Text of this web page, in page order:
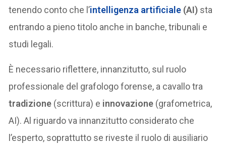
tenendo conto che l’intelligenza artificiale (AI) sta
entrando a pieno titolo anche in banche, tribunali e
studi legali.
È necessario riflettere, innanzitutto, sul ruolo
professionale del grafologo forense, a cavallo tra
tradizione (scrittura) e innovazione (grafometrica,
AI). Al riguardo va innanzitutto considerato che
l’esperto, soprattutto se riveste il ruolo di ausiliario